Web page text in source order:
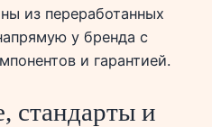
из переработанных
у бренда с
и гарантией.
стандарты и